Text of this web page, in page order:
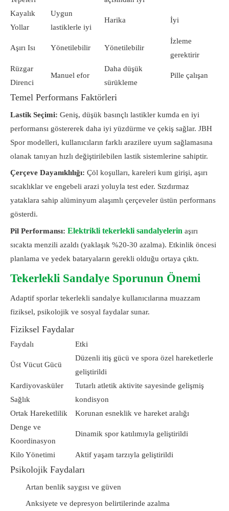
Kayalık
Yollar
Uygun
lastiklerle iyi
Harika İyi
Aşırı Isı Yönetilebilir Yönetilebilir
İzleme
gerektirir
Rüzgar
Direnci
Manuel efor
Daha düşük
sürükleme
Pille çalışan
Temel Performans Faktörleri
Lastik Seçimi: Geniş, düşük basınçlı lastikler kumda en iyi
performansı göstererek daha iyi yüzdürme ve çekiş sağlar. JBH
Spor modelleri, kullanıcıların farklı arazilere uyum sağlamasına
olanak tanıyan hızlı değiştirilebilen lastik sistemlerine sahiptir.
Çerçeve Dayanıklılığı: Çöl koşulları, kareleri kum girişi, aşırı
sıcaklıklar ve engebeli arazi yoluyla test eder. Sızdırmaz
yataklara sahip alüminyum alaşımlı çerçeveler üstün performans
gösterdi.
Pil Performansı: Elektrikli tekerlekli sandalyelerin aşırı
sıcakta menzili azaldı (yaklaşık %20-30 azalma). Etkinlik öncesi
planlama ve yedek bataryaların gerekli olduğu ortaya çıktı.
Tekerlekli Sandalye Sporunun Önemi
Adaptif sporlar tekerlekli sandalye kullanıcılarına muazzam
fiziksel, psikolojik ve sosyal faydalar sunar.
Fiziksel Faydalar
Faydalı Etki
Üst Vücut Gücü
Düzenli itiş gücü ve spora özel hareketlerle
geliştirildi
Kardiyovasküler
Sağlık
Tutarlı atletik aktivite sayesinde gelişmiş
kondisyon
Ortak Hareketlilik
Korunan esneklik ve hareket aralığı
Denge ve
Koordinasyon
Dinamik spor katılımıyla geliştirildi
Kilo Yönetimi Aktif yaşam tarzıyla geliştirildi
Psikolojik Faydaları
Artan benlik saygısı ve güven
Anksiyete ve depresyon belirtilerinde azalma